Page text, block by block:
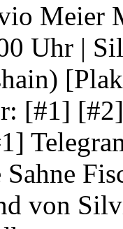
Meier
Uhr |
[#1]
von